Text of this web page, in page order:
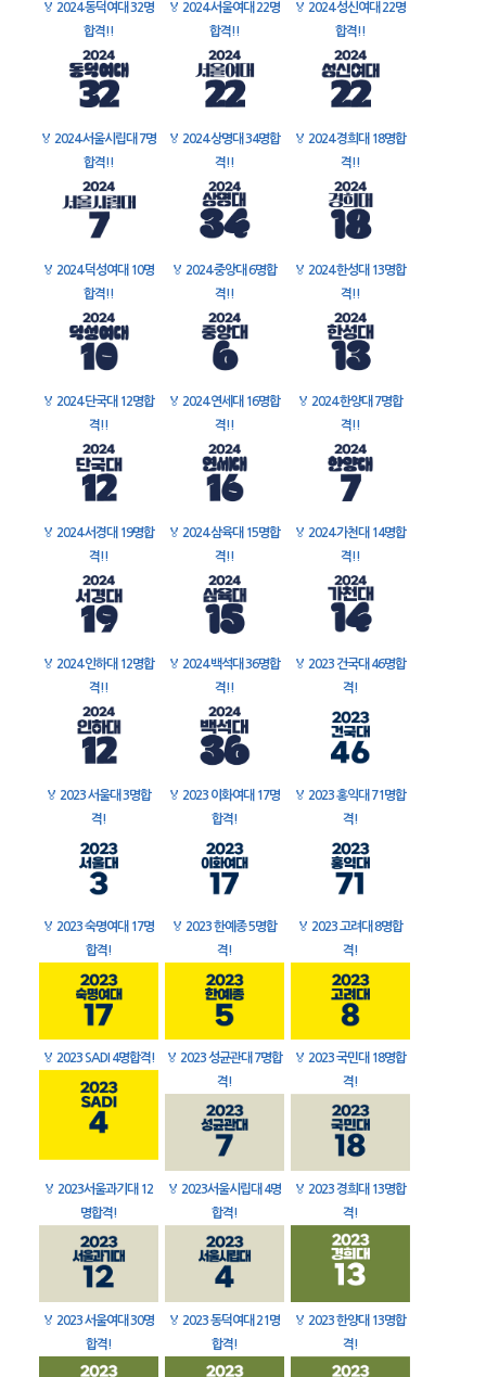
🏅 2024 동덕여대 32명
합격!!
🏅 2024 서울여대 22명
합격!!
🏅 2024 성신여대 22명
합격!!
🏅 2024 서울시립대 7명
합격!!
🏅 2024 상명대 34명합
격!!
🏅 2024 경희대 18명합
격!!
🏅 2024 덕성여대 10명
합격!!
🏅 2024 중앙대 6명합
격!!
🏅 2024 한성대 13명합
격!!
🏅 2024 단국대 12명합
격!!
🏅 2024 연세대 16명합
격!!
🏅 2024 한양대 7명합
격!!
🏅 2024 서경대 19명합
격!!
🏅 2024 삼육대 15명합
격!!
🏅 2024 가천대 14명합
격!!
🏅 2024 인하대 12명합
격!!
🏅 2024 백석대 36명합
격!!
🏅 2023 건국대 46명합
격!
🏅 2023 서울대 3명합
격!
🏅 2023 이화여대 17명
합격!
🏅 2023 홍익대 71명합
격!
🏅 2023 숙명여대 17명
합격!
🏅 2023 한예종 5명합
격!
🏅 2023 고려대 8명합
격!
🏅 2023 SADI 4명합격! 🏅 2023 성균관대 7명합
격!
🏅 2023 국민대 18명합
격!
🏅 2023서울과기대 12
명합격!
🏅 2023서울시립대 4명
합격!
🏅 2023 경희대 13명합
격!
🏅 2023 서울여대 30명
합격!
🏅 2023 동덕여대 21명
합격!
🏅 2023 한양대 13명합
격!